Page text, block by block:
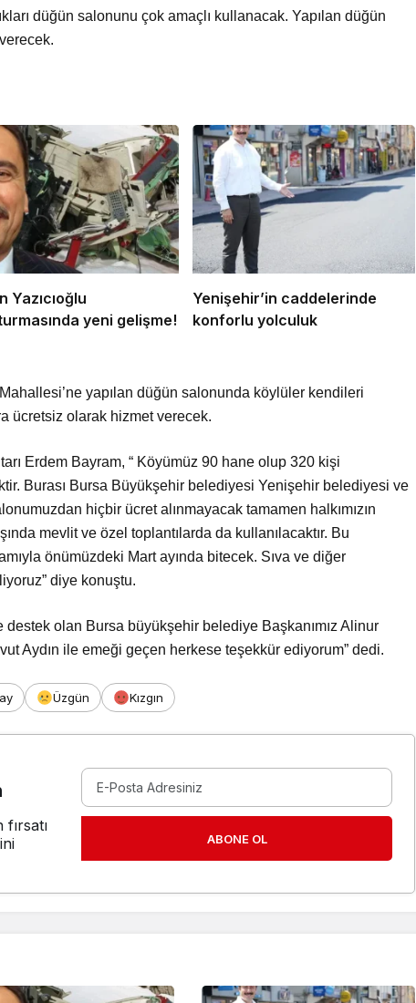
düğün salonunu çok amaçlı kullanacak. Yapılan düğün
Yazıcıoğlu
yeni gelişme!
Yenişehir’in caddelerinde
konforlu yolculuk
yapılan düğün salonunda köylüler kendileri
ücretsiz olarak hizmet verecek.
Erdem Bayram, “ Köyümüz 90 hane olup 320 kişi
Burası Bursa Büyükşehir belediyesi Yenişehir belediyesi ve
hiçbir ücret alınmayacak tamamen halkımızın
mevlit ve özel toplantılarda da kullanılacaktır. Bu
önümüzdeki Mart ayında bitecek. Sıva ve diğer
diye konuştu.
destek olan Bursa büyükşehir belediye Başkanımız Alinur
Aydın ile emeği geçen herkese teşekkür ediyorum” dedi.
Üzgün Kızgın
ABONE OL